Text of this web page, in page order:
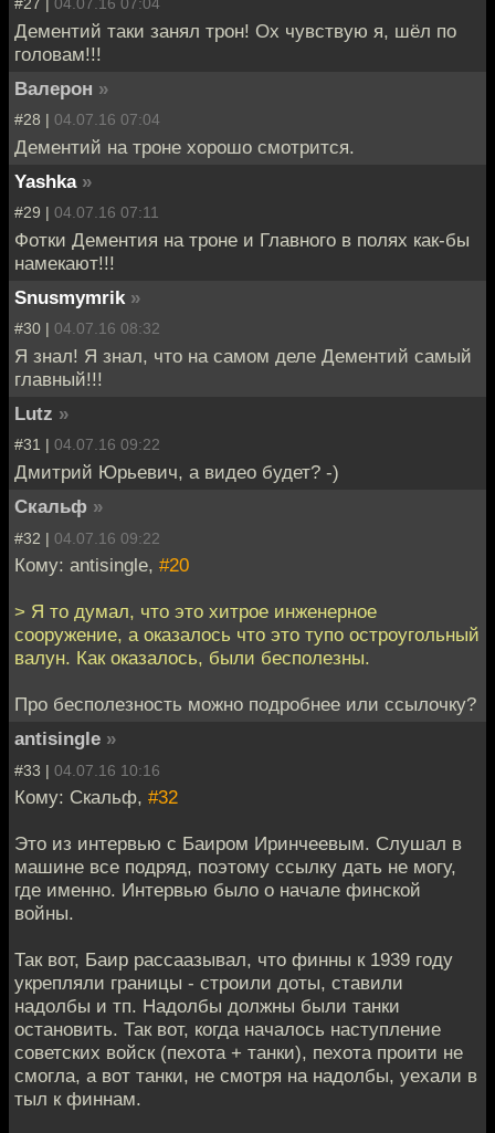
Дементий таки занял трон! Ох чувствую я, шёл по
головам!!!
Валерон »
#28 | 04.07.16 07:04
Дементий на троне хорошо смотрится.
Yashka »
#29 | 04.07.16 07:11
Фотки Дементия на троне и Главного в полях как-бы
намекают!!!
Snusmymrik »
#30 | 04.07.16 08:32
Я знал! Я знал, что на самом деле Дементий самый
главный!!!
Lutz »
#31 | 04.07.16 09:22
Дмитрий Юрьевич, а видео будет? -)
Скальф »
#32 | 04.07.16 09:22
Кому: antisingle, #20
> Я то думал, что это хитрое инженерное
сооружение, а оказалось что это тупо остроугольный
валун. Как оказалось, были бесполезны.
Про бесполезность можно подробнее или ссылочку?
antisingle »
#33 | 04.07.16 10:16
Кому: Скальф, #32
Это из интервью с Баиром Иринчеевым. Слушал в
машине все подряд, поэтому ссылку дать не могу,
где именно. Интервью было о начале финской
войны.
Так вот, Баир рассаазывал, что финны к 1939 году
укрепляли границы - строили доты, ставили
надолбы и тп. Надолбы должны были танки
остановить. Так вот, когда началось наступление
советских войск (пехота + танки), пехота проити не
смогла, а вот танки, не смотря на надолбы, уехали в
тыл к финнам.